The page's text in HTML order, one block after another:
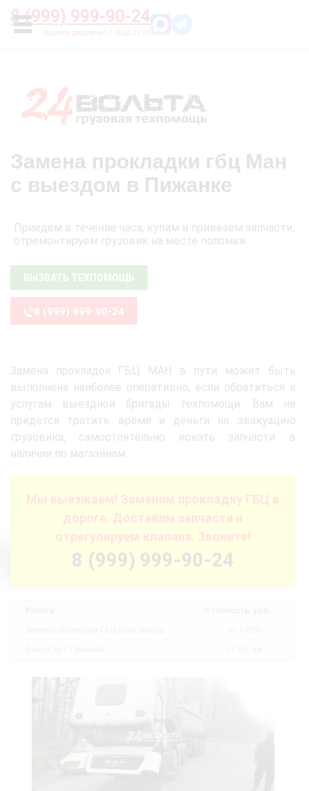
8 (999) 999-90-24
УСЛУГИ
Главная О нас Цены
Замена прокладки гбц Ман
с выездом в Пижанке
Приедем в течение часа, купим и привезём запчасти,
отремонтируем грузовик на месте поломки
ВЫЗВАТЬ ТЕХПОМОЩЬ
8 (999) 999-90-24
Замена прокладок ГБЦ МАН в пути может быть
выполнена наиболее оперативно, если обратиться к
услугам выездной бригады техпомощи. Вам не
придется тратить время и деньги на эвакуацию
грузовика, самостоятельно искать запчасти в
наличии по магазинам.
Мы выезжаем! Заменим прокладку ГБЦ в
дороге. Доставим запчасти и
отрегулируем клапана. Звоните!
8 (999) 999-90-24